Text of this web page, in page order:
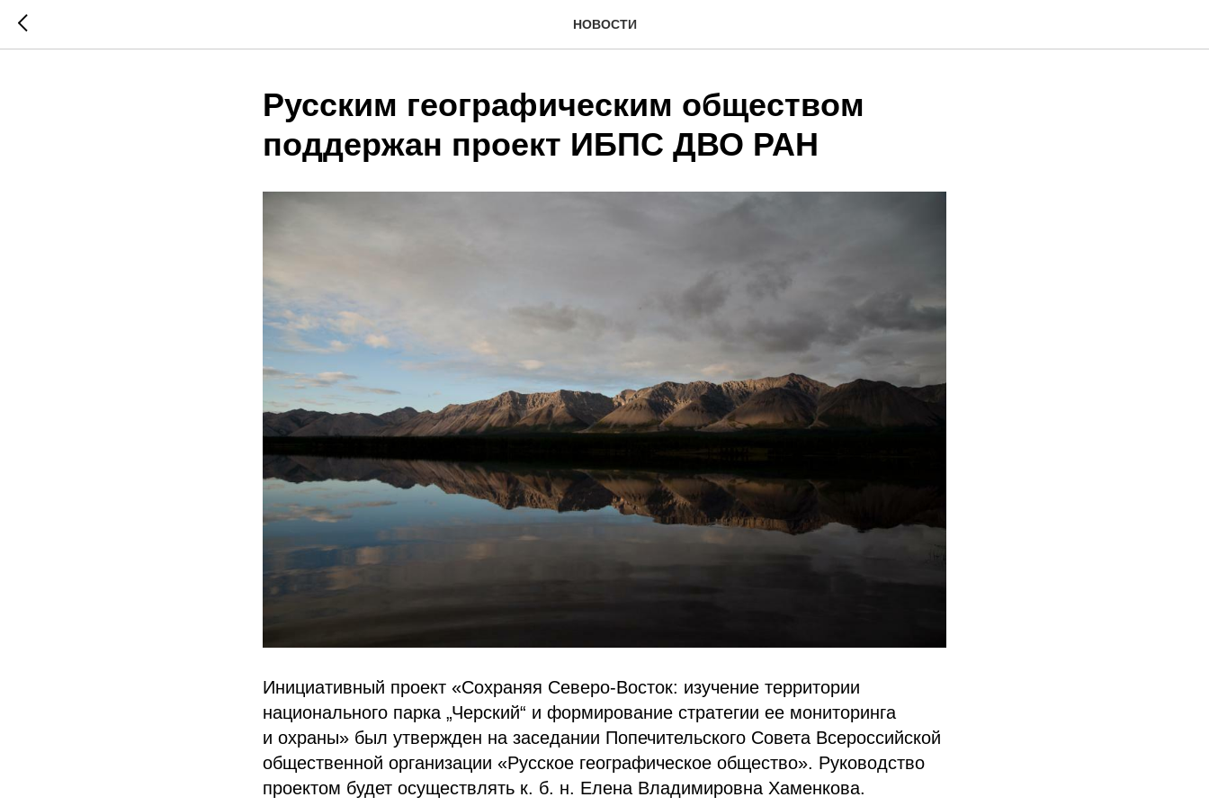
НОВОСТИ
Русским географическим обществом
поддержан проект ИБПС ДВО РАН
Инициативный проект «Сохраняя Северо-Восток: изучение территории
национального парка „Черский“ и формирование стратегии ее мониторинга
и охраны» был утвержден на заседании Попечительского Совета Всероссийской
общественной организации «Русское географическое общество». Руководство
проектом будет осуществлять к. б. н. Елена Владимировна Хаменкова.